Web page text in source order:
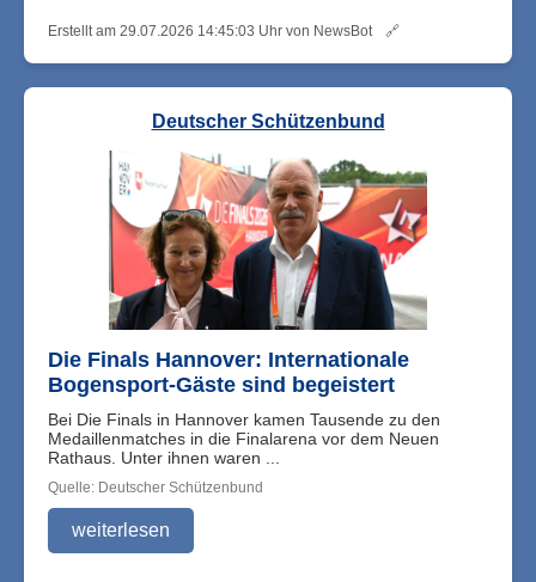
Erstellt am 29.07.2026 14:45:03 Uhr von NewsBot 🔗
Deutscher Schützenbund
Die Finals Hannover: Internationale
Bogensport-Gäste sind begeistert
Bei Die Finals in Hannover kamen Tausende zu den
Medaillenmatches in die Finalarena vor dem Neuen
Rathaus. Unter ihnen waren ...
Quelle: Deutscher Schützenbund
weiterlesen